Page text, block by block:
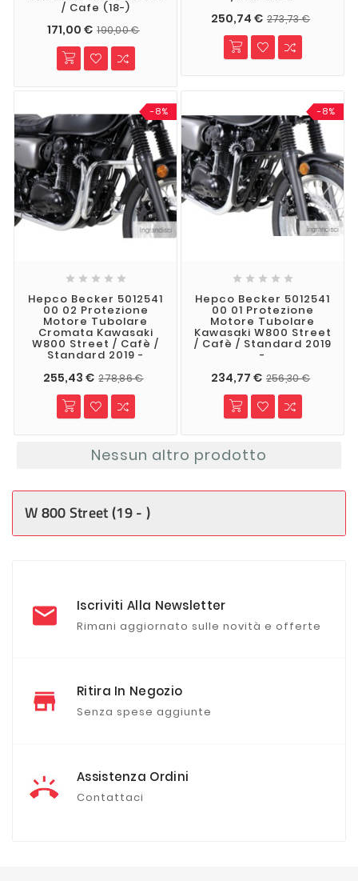
/ Cafe (18-)
171,00 € 190,00 €
250,74 € 273,73 €
-8%
    
Hepco Becker 5012541
00 02 Protezione
Motore Tubolare
Cromata Kawasaki
W800 Street / Cafè /
Standard 2019 -
255,43 € 278,86 €
-8%
    
Hepco Becker 5012541
00 01 Protezione
Motore Tubolare
Kawasaki W800 Street
/ Cafè / Standard 2019
-
234,77 € 256,30 €
Nessun altro prodotto
W 800 Street (19 - )
Iscriviti Alla Newsletter
Rimani aggiornato sulle novità e offerte
Ritira In Negozio
Senza spese aggiunte
Assistenza Ordini
Contattaci